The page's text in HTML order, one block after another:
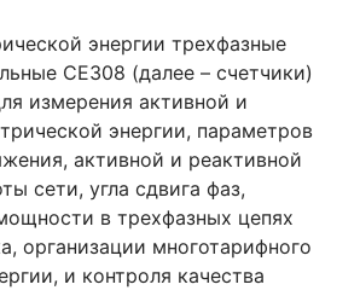
энергии трехфазные
СЕ308 (далее – счетчики)
измерения активной и
энергии, параметров
активной и реактивной
сети, угла сдвига фаз,
в трехфазных цепях
организации многотарифного
и контроля качества